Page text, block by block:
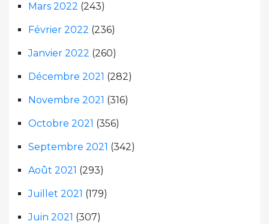
Mars 2022 (243)
Février 2022 (236)
Janvier 2022 (260)
Décembre 2021 (282)
Novembre 2021 (316)
Octobre 2021 (356)
Septembre 2021 (342)
Août 2021 (293)
Juillet 2021 (179)
Juin 2021 (307)